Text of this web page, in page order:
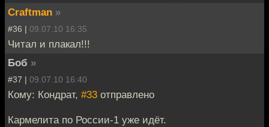
Craftman »
#36 | 09.07.10 16:35
Читал и плакал!!!
Боб »
#37 | 09.07.10 16:40
Кому: Кондрат, #33 отправлено
Кармелита по России-1 уже идёт.